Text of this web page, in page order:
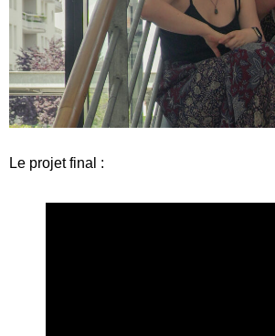
Le projet final :